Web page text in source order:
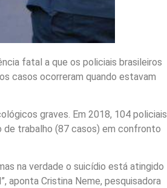
fatal a que os policiais brasileiros
casos ocorreram quando estavam
graves. Em 2018, 104 policiais
de trabalho (87 casos) em confronto
na verdade o suicídio está atingido
aponta Cristina Neme, pesquisadora